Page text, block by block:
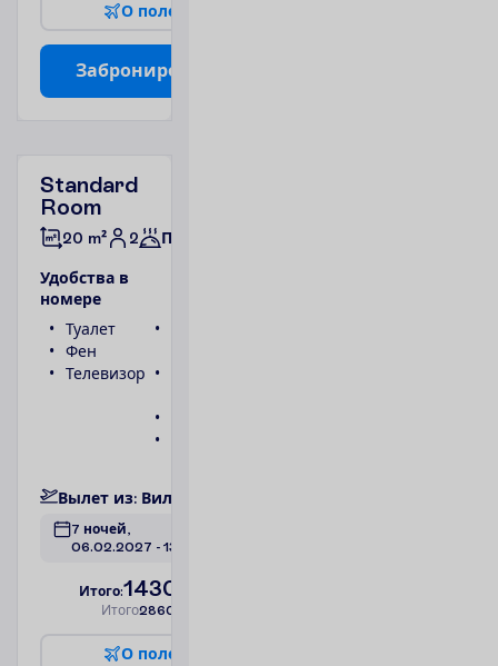
О поле
Заброниро
Standard
Room
20 m² 2 Полупансион
Удобства в
номере
Туалет
Фен
Телевизор
Вылет из: Вил
7 ночей,
06.02.2027 - 13.02.2027
Итого:1430.00
Итого2860.00
О поле